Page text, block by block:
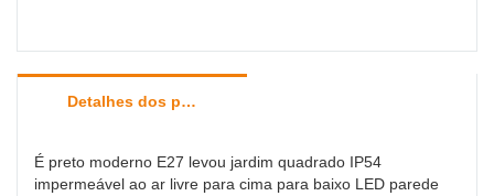
Detalhes dos produtos
É preto moderno E27 levou jardim quadrado IP54
impermeável ao ar livre para cima para baixo LED parede